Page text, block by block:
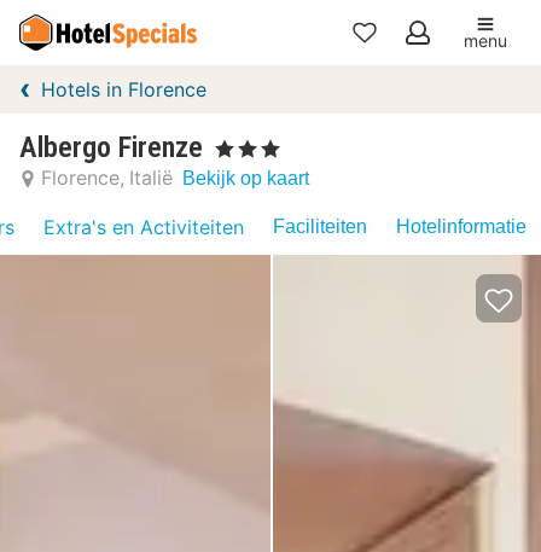
Mijn
menu
Hotels in Florence
Albergo Firenze , 3 Sterren
Florence Italië Bekijk op kaart
Extra's en Activiteiten Faciliteiten Hotelinformatie